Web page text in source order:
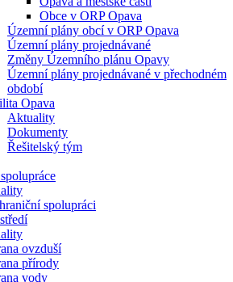
Obce v ORP Opava
Územní plány obcí v ORP Opava
Územní plány projednávané
Změny Územního plánu Opavy
Územní plány projednávané v přechodném
období
Opava
Aktuality
Dokumenty
Řešitelský tým
spolupráci
ovzduší
přírody
vody